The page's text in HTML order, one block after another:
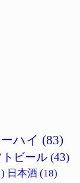
ハイ (83)
トビール (43)
日本酒 (18)